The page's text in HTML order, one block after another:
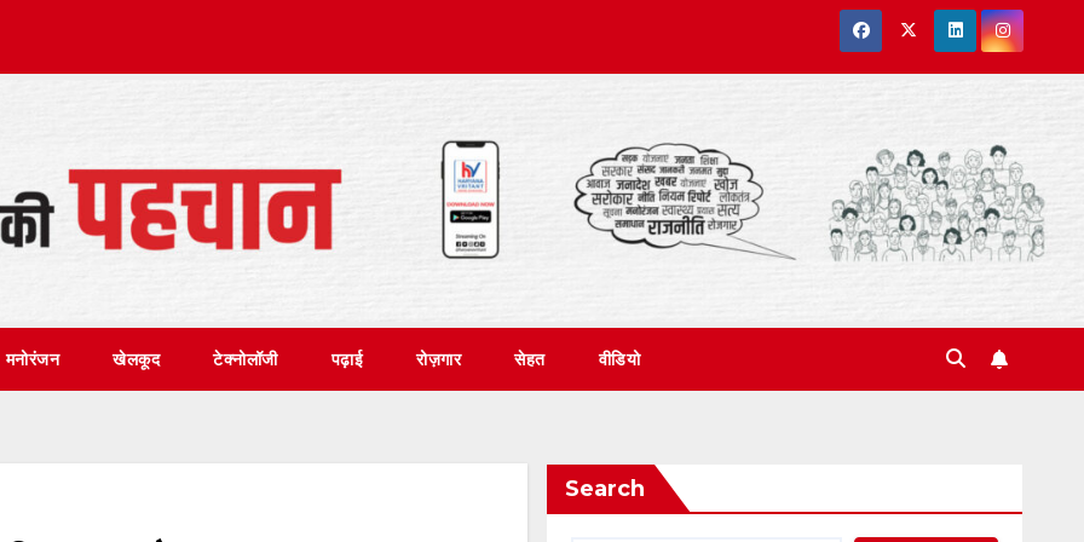
मनोरंजन खेलकूद टेक्नोलॉजी पढ़ाई रोज़गार सेहत वीडियो
Search